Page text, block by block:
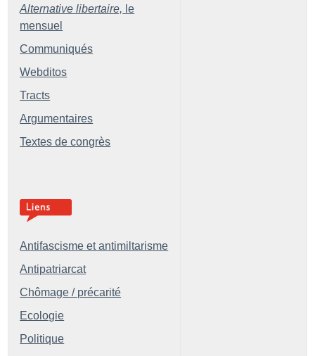
Alternative libertaire, le
mensuel
Communiqués
Webditos
Tracts
Argumentaires
Textes de congrès
Antifascisme et antimiltarisme
Antipatriarcat
Chômage / précarité
Ecologie
Politique